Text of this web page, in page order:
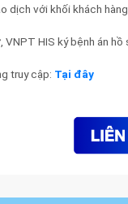
với khối khách hàng
HIS ký bệnh án
truy cập: Tại đây